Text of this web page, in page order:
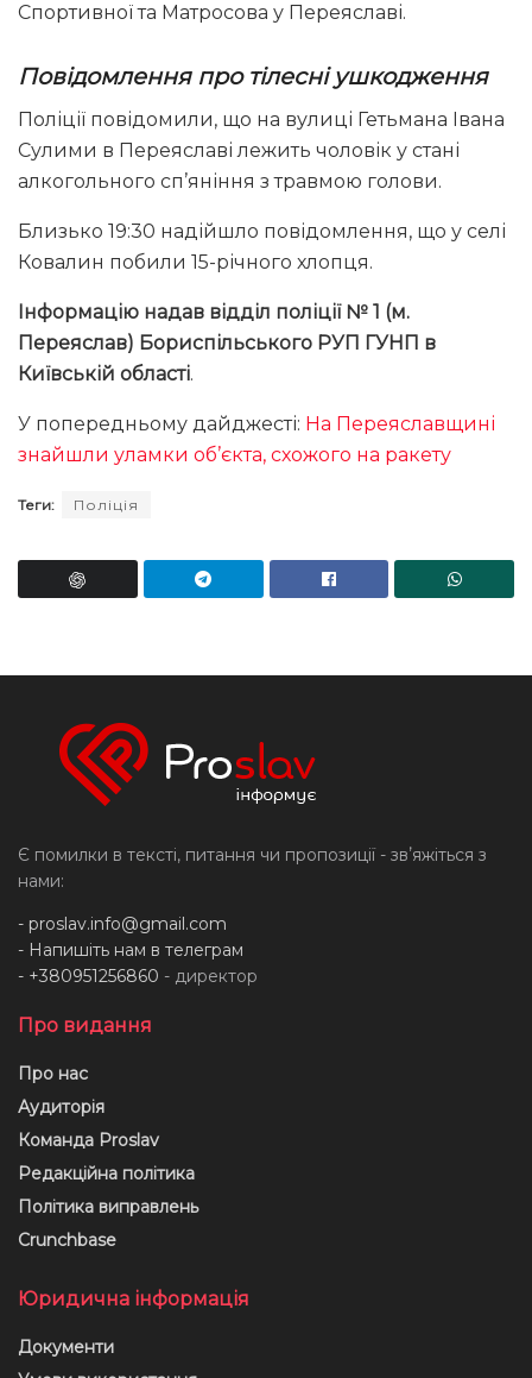
Спортивної та Матросова у Переяславі.
Повідомлення про тілесні ушкодження
Поліції повідомили, що на вулиці Гетьмана Івана
Сулими в Переяславі лежить чоловік у стані
алкогольного сп’яніння з травмою голови.
Близько 19:30 надійшло повідомлення, що у селі
Ковалин побили 15-річного хлопця.
Інформацію надав відділ поліції № 1 (м.
Переяслав) Бориспільського РУП ГУНП в
Київській області.
У попередньому дайджесті: На Переяславщині
знайшли уламки об’єкта, схожого на ракету
Теги: Поліція
Є помилки в тексті, питання чи пропозиції - звʼяжіться з
нами:
- proslav.info@gmail.com
- Напишіть нам в телеграм
- +380951256860 - директор
Про видання
Про нас
Аудиторія
Команда Proslav
Редакційна політика
Політика виправлень
Crunchbase
Юридична інформація
Документи